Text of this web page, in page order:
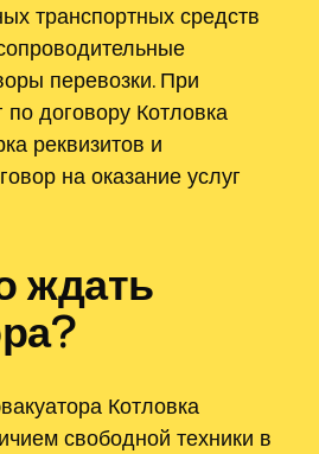
транспортных средств
перевозки. При
договору Котловка
реквизитов и
на оказание услуг
ждать
Котловка
свободной техники в